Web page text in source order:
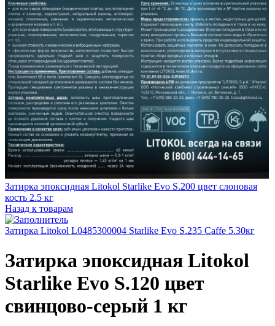
Затирка эпоксидная Litokol Starlike Evo S.200 цвет слоновая
кость 2.5 кг
Назад к товарам
Затирка Litokol L0485300004 Starlike Evo S.235 Caffe 5.30кг
Затирка эпоксидная Litokol
Starlike Evo S.120 цвет
свинцово-серый 1 кг